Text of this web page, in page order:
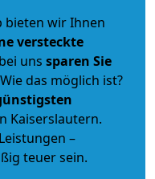
bieten wir Ihnen
versteckte
uns sparen Sie
Wie das möglich ist?
Kaiserslautern.
–
teuer sein.